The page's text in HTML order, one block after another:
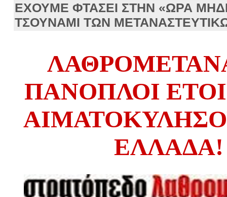
ΕΧΟΥΜΕ ΦΤΑΣΕΙ ΣΤΗΝ «ΩΡΑ
ΤΣΟΥΝΑΜΙ ΤΩΝ
ΠΑΝΟΠΛΟΙ